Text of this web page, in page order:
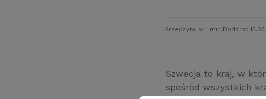
Przeczytaj w 1 min. Dodano:
Szwecja to kraj, w
spośród wszystkich